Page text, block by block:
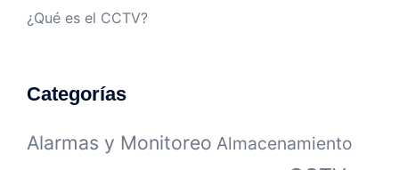
¿Qué es el CCTV?
Categorías
Alarmas y Monitoreo Almacenamiento